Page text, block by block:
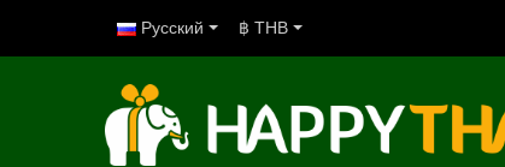
Русский ฿ THB